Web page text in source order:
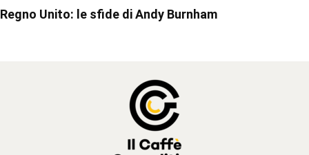
Regno Unito: le sfide di Andy Burnham